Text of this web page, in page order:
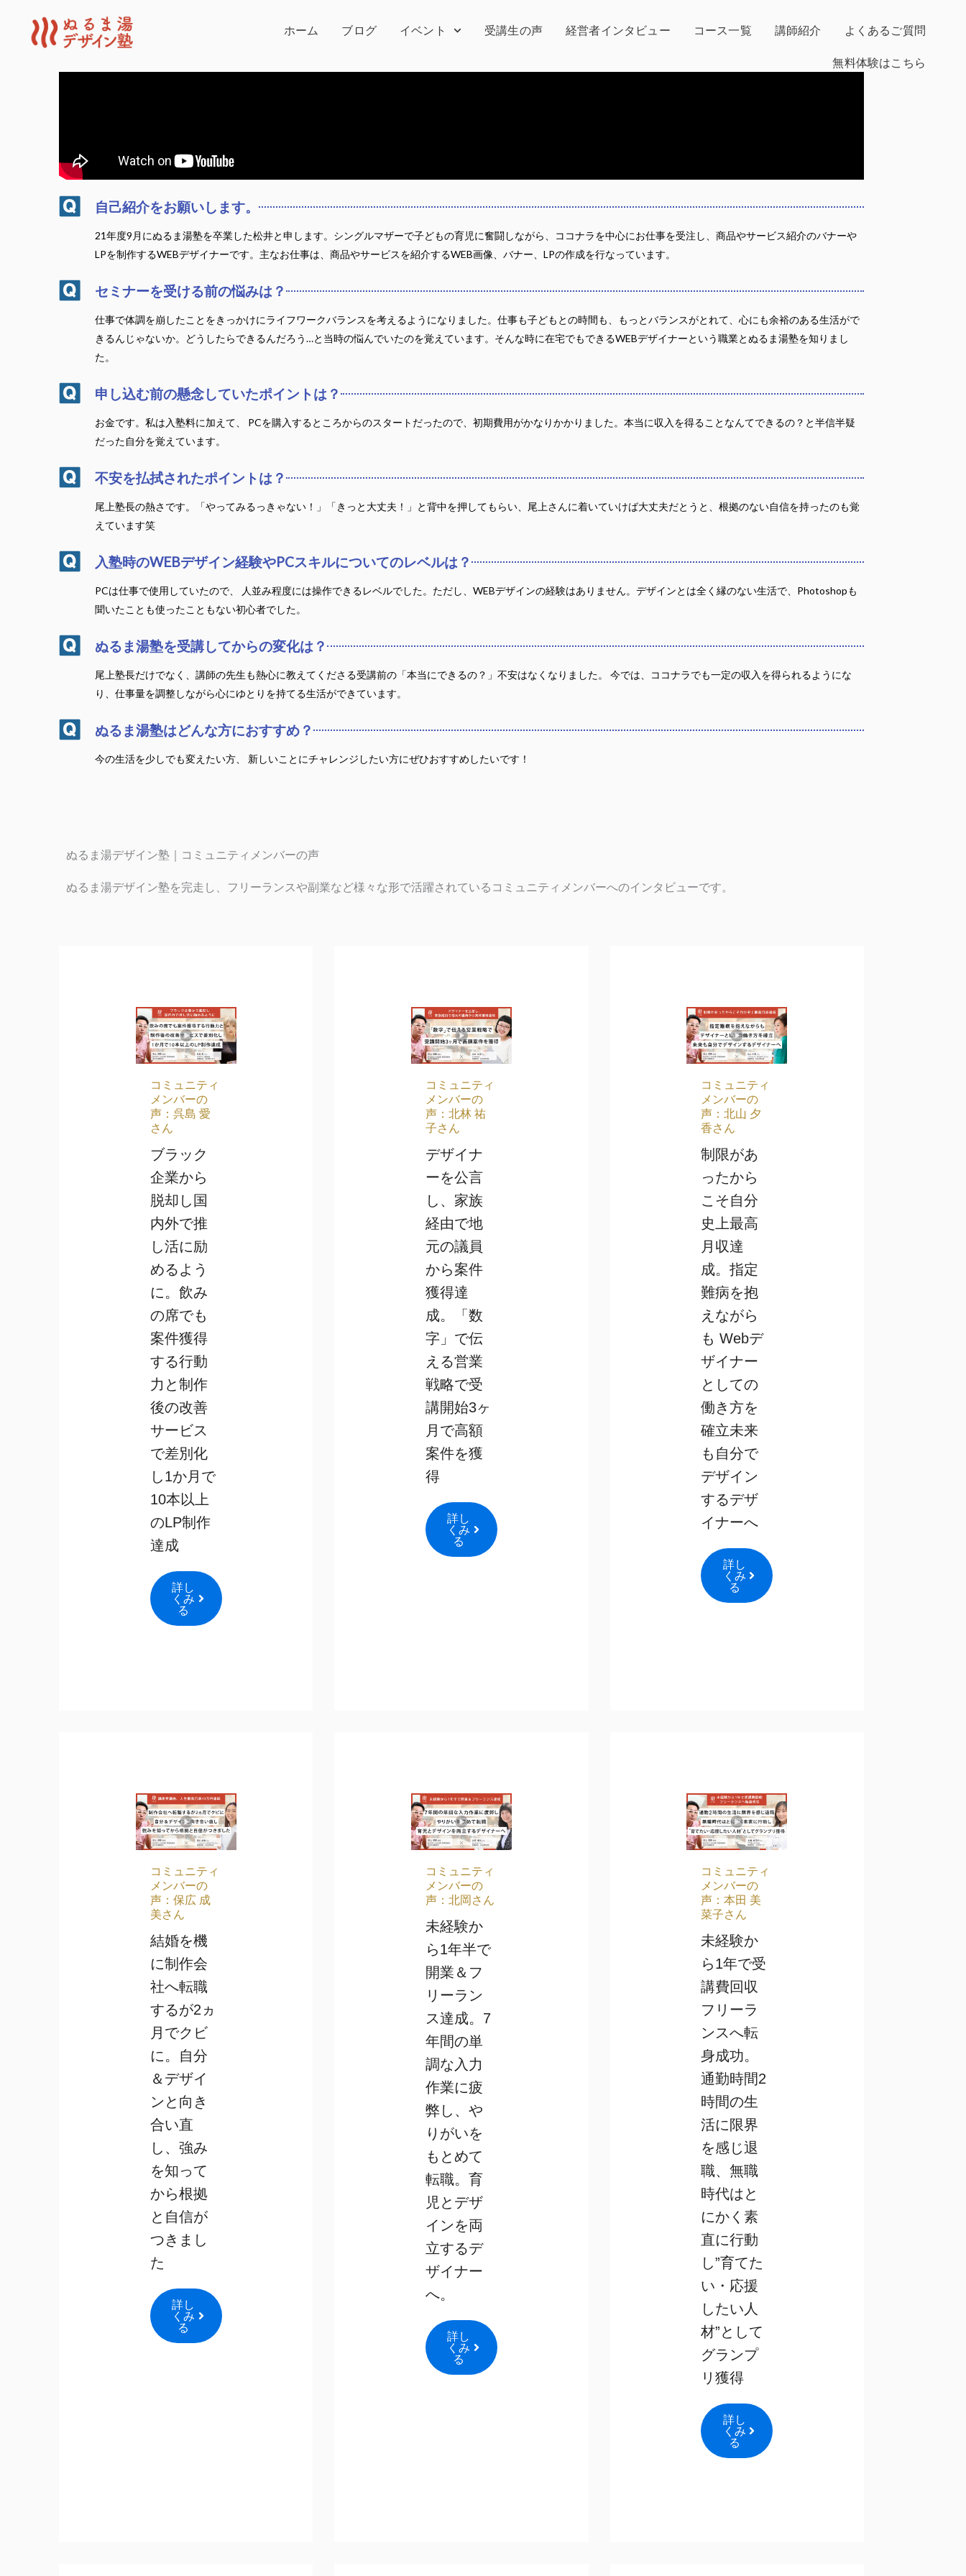
ホーム ブログ イベント 受講生の声 経営者インタビュー コース一覧 講師紹介 よくあるご質問
無料体験はこちら
自己紹介をお願いします。
21年度9月にぬるま湯塾を卒業した松井と申します。シングルマザーで子どもの育児に奮闘しながら、ココナラを中心にお仕事を受注し、商品やサービス紹介のバナーや
LPを制作するWEBデザイナーです。主なお仕事は、商品やサービスを紹介するWEB画像、バナー、LPの作成を行なっています。
セミナーを受ける前の悩みは？
仕事で体調を崩したことをきっかけにライフワークバランスを考えるようになりました。仕事も子どもとの時間も、もっとバランスがとれて、心にも余裕のある生活がで
きるんじゃないか。どうしたらできるんだろう…と当時の悩んでいたのを覚えています。そんな時に在宅でもできるWEBデザイナーという職業とぬるま湯塾を知りまし
た。
申し込む前の懸念していたポイントは？
お金です。私は入塾料に加えて、 PCを購入するところからのスタートだったので、初期費用がかなりかかりました。本当に収入を得ることなんてできるの？と半信半疑
だった自分を覚えています。
不安を払拭されたポイントは？
尾上塾長の熱さです。「やってみるっきゃない！」「きっと大丈夫！」と背中を押してもらい、尾上さんに着いていけば大丈夫だとうと、根拠のない自信を持ったのも覚
えています笑
入塾時のWEBデザイン経験やPCスキルについてのレベルは？
PCは仕事で使用していたので、 人並み程度には操作できるレベルでした。ただし、WEBデザインの経験はありません。デザインとは全く縁のない生活で、Photoshopも
聞いたことも使ったこともない初心者でした。
ぬるま湯塾を受講してからの変化は？
尾上塾長だけでなく、講師の先生も熱心に教えてくださる受講前の「本当にできるの？」不安はなくなりました。 今では、ココナラでも一定の収入を得られるようにな
り、仕事量を調整しながら心にゆとりを持てる生活ができています。
ぬるま湯塾はどんな方におすすめ？
今の生活を少しでも変えたい方、 新しいことにチャレンジしたい方にぜひおすすめしたいです！
ぬるま湯デザイン塾｜コミュニティメンバーの声
ぬるま湯デザイン塾を完走し、フリーランスや副業など様々な形で活躍されているコミュニティメンバーへのインタビューです。
コミュニティ
メンバーの
声：呉島 愛
さん
ブラック
企業から
脱却し国
内外で推
し活に励
めるよう
に。飲み
の席でも
案件獲得
する行動
力と制作
後の改善
サービス
で差別化
し1か月で
10本以上
のLP制作
達成
詳し
くみ
る
コミュニティ
メンバーの
声：北林 祐
子さん
デザイナ
ーを公言
し、家族
経由で地
元の議員
から案件
獲得達
成。「数
字」で伝
える営業
戦略で受
講開始3ヶ
月で高額
案件を獲
得
詳し
くみ
る
コミュニティ
メンバーの
声：北山 夕
香さん
制限があ
ったから
こそ自分
史上最高
月収達
成。指定
難病を抱
えながら
も Webデ
ザイナー
としての
働き方を
確立未来
も自分で
デザイン
するデザ
イナーへ
詳し
くみ
る
コミュニティ
メンバーの
声：保広 成
美さん
結婚を機
に制作会
社へ転職
するが2ヵ
月でクビ
に。自分
＆デザイ
ンと向き
合い直
し、強み
を知って
から根拠
と自信が
つきまし
た
詳し
くみ
る
コミュニティ
メンバーの
声：北岡さん
未経験か
ら1年半で
開業＆フ
リーラン
ス達成。7
年間の単
調な入力
作業に疲
弊し、や
りがいを
もとめて
転職。育
児とデザ
インを両
立するデ
ザイナー
へ。
詳し
くみ
る
コミュニティ
メンバーの
声：本田 美
菜子さん
未経験か
ら1年で受
講費回収
フリーラ
ンスへ転
身成功。
通勤時間2
時間の生
活に限界
を感じ退
職、無職
時代はと
にかく素
直に行動
し”育てた
い・応援
したい人
材”として
グランプ
リ獲得
詳し
くみ
る